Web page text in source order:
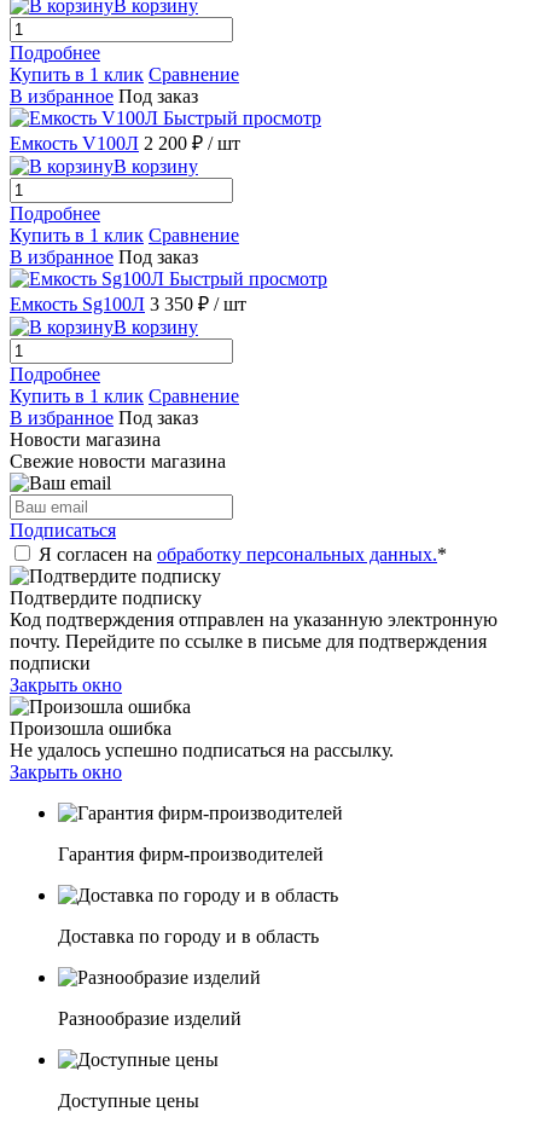
В корзину
Подробнее
Купить в 1 клик Сравнение
В избранное Под заказ
Быстрый просмотр
Емкость V100Л 2 200 ₽ / шт
В корзину
Подробнее
Купить в 1 клик Сравнение
В избранное Под заказ
Быстрый просмотр
Емкость Sg100Л 3 350 ₽ / шт
В корзину
Подробнее
Купить в 1 клик Сравнение
В избранное Под заказ
Новости магазина
Свежие новости магазина
Подписаться
Я согласен на обработку персональных данных.*
Подтвердите подписку
Код подтверждения отправлен на указанную электронную
почту. Перейдите по ссылке в письме для подтверждения
подписки
Закрыть окно
Произошла ошибка
Не удалось успешно подписаться на рассылку.
Закрыть окно
Гарантия фирм-производителей
Доставка по городу и в область
Разнообразие изделий
Доступные цены